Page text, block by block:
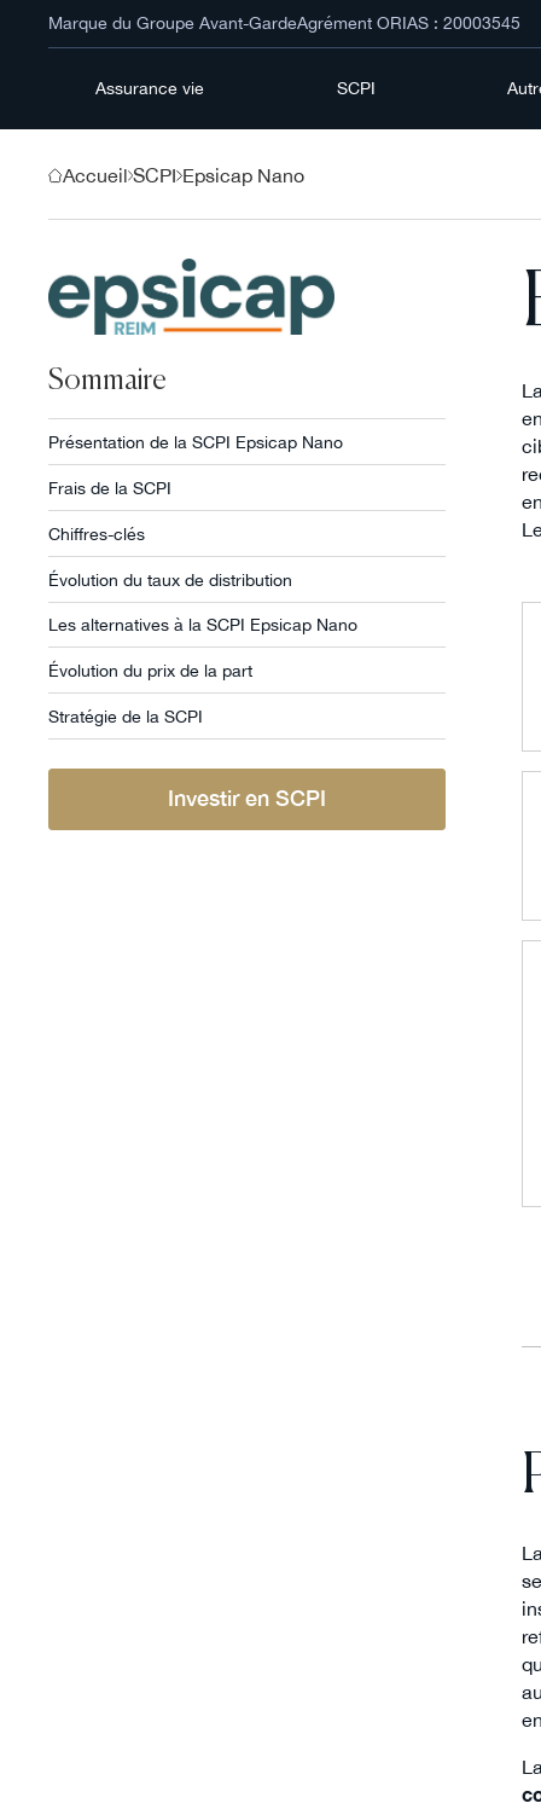
Marque du Groupe Avant-GardeAgrément ORIAS : 20003545
Assurance vie SCPI
Accueil SCPI Epsicap Nano
Sommaire
Présentation de la SCPI Epsicap Nano
Frais de la SCPI
Chiffres-clés
Évolution du taux de distribution
Les alternatives à la SCPI Epsicap Nano
Évolution du prix de la part
Stratégie de la SCPI
Investir en SCPI